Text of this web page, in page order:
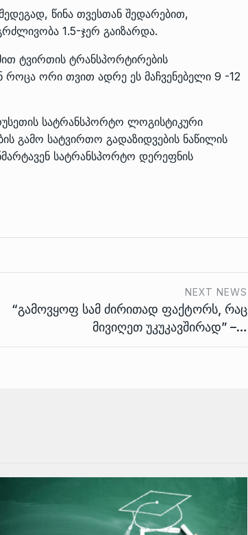
წინა თვესთან შედარებით,
1.5-ჯერ გაიზარდა.
ტვირთის ტრანსპორტირების
როცა ორი თვით ადრე ეს მაჩვენებელი 9 -12
სატრანსპორტო ლოგისტიკური
გამო სატვირთო გადაზიდვების ნაწილის
სატრანსპორტო დერეფნის
NEXT NEWS
“გამოვყოფ სამ ძირითად ფაქტორს, რაც
მივიღეთ უკუკავშირად” –…